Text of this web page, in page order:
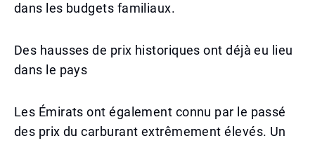
dans les budgets familiaux.
Des hausses de prix historiques ont déjà eu lieu
dans le pays
Les Émirats ont également connu par le passé
des prix du carburant extrêmement élevés. Un